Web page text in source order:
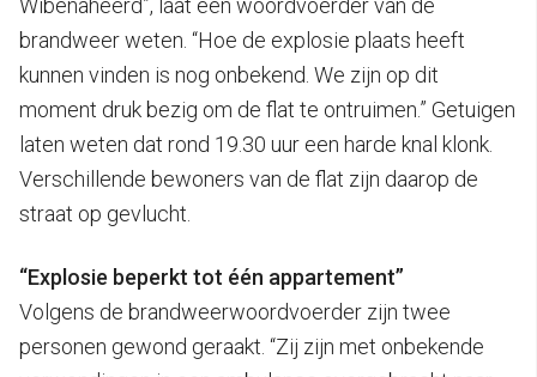
Wibenaheerd”, laat een woordvoerder van de
brandweer weten. “Hoe de explosie plaats heeft
kunnen vinden is nog onbekend. We zijn op dit
moment druk bezig om de flat te ontruimen.” Getuigen
laten weten dat rond 19.30 uur een harde knal klonk.
Verschillende bewoners van de flat zijn daarop de
straat op gevlucht.
“Explosie beperkt tot één appartement”
Volgens de brandweerwoordvoerder zijn twee
personen gewond geraakt. “Zij zijn met onbekende